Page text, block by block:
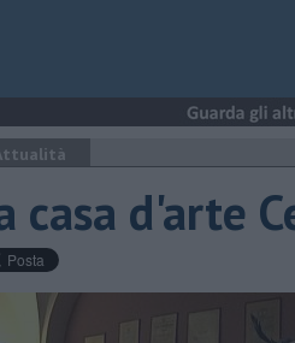
casa d'arte